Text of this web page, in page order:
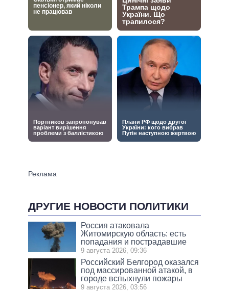
ДРУГИЕ НОВОСТИ ПОЛИТИКИ
Россия атаковала
Житомирскую область: есть
попадания и пострадавшие
9 августа 2026, 09:36
Российский Белгород оказался
под массированной атакой, в
городе вспыхнули пожары
9 августа 2026, 03:56